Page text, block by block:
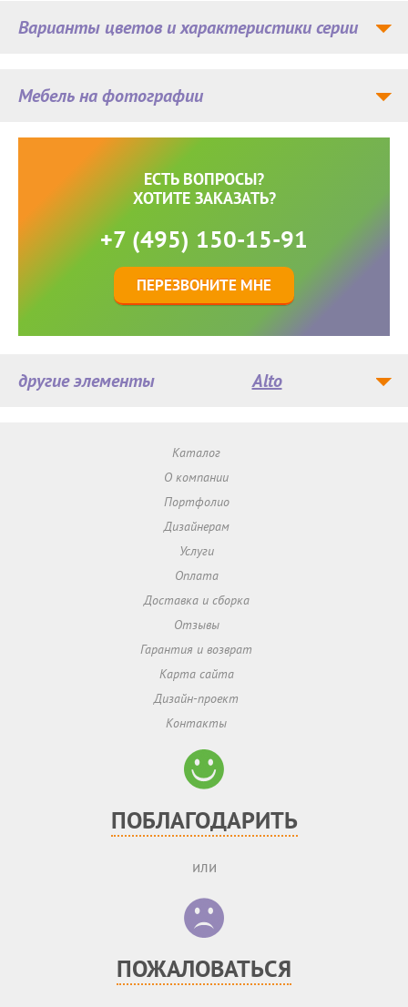
Мебель на фотографии
Варианты цветов и характеристики серии
ЕСТЬ ВОПРОСЫ?
ХОТИТЕ ЗАКАЗАТЬ?
+7 (495) 150-15-91
ПЕРЕЗВОНИТЕ МНЕ
другие элементы Alto
Каталог
О компании
Портфолио
Дизайнерам
Услуги
Оплата
Доставка и сборка
Отзывы
Гарантия и возврат
Карта сайта
Дизайн-проект
Контакты
ПОБЛАГОДАРИТЬ
или
ПОЖАЛОВАТЬСЯ